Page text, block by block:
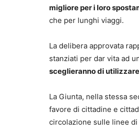
migliore per i loro
che per lunghi viaggi.
La delibera approvata
stanziati per dar vita ad
sceglieranno di
La Giunta, nella stessa
favore di cittadine e
circolazione sulle linee